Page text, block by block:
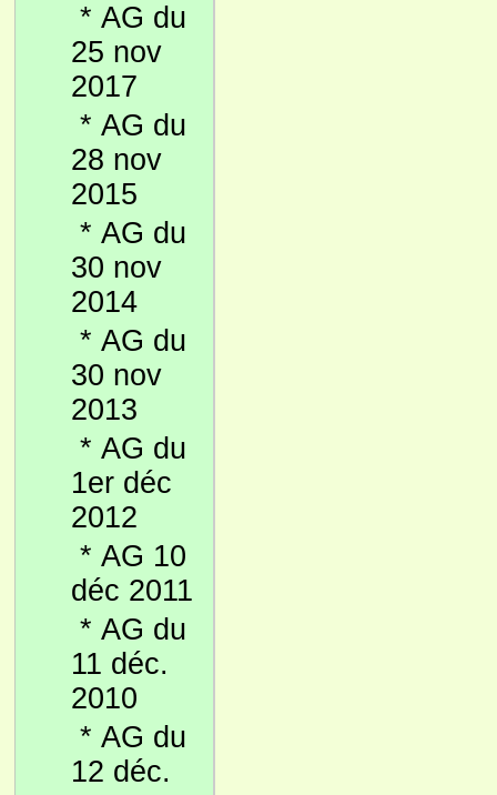
* AG du
25 nov
2017
* AG du
28 nov
2015
* AG du
30 nov
2014
* AG du
30 nov
2013
* AG du
1er déc
2012
* AG 10
déc 2011
* AG du
11 déc.
2010
* AG du
12 déc.